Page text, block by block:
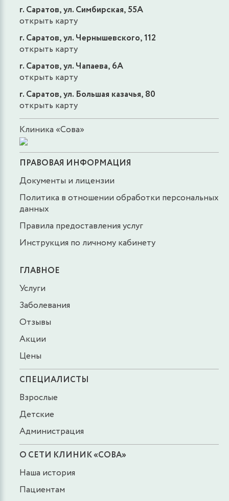
г. Саратов, ул. Симбирская, 55А
открыть карту
г. Саратов, ул. Чернышевского, 112
открыть карту
г. Саратов, ул. Чапаева, 6А
открыть карту
г. Саратов, ул. Большая казачья, 80
открыть карту
Клиника «Сова»
ПРАВОВАЯ ИНФОРМАЦИЯ
Документы и лицензии
Политика в отношении обработки персональных
данных
Правила предоставления услуг
Инструкция по личному кабинету
ГЛАВНОЕ
Услуги
Заболевания
Отзывы
Акции
Цены
СПЕЦИАЛИСТЫ
Взрослые
Детские
Администрация
О СЕТИ КЛИНИК «СОВА»
Наша история
Пациентам